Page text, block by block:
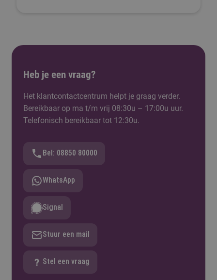
Heb je een vraag?
Het klantcontactcentrum helpt je graag verder.
Bereikbaar op ma t/m vrij 08:30u – 17:00u uur.
Telefonisch bereikbaar tot 12:30u.
Bel: 08850 80000
WhatsApp
Signal
Stuur een mail
Stel een vraag